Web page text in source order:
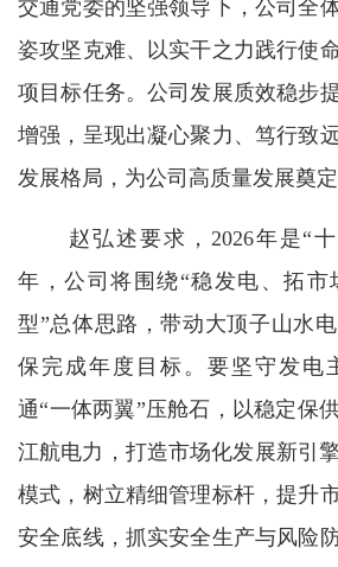
交通党委的坚强领导下，公司全
姿攻坚克难、以实干之力践行使
项目标任务。公司发展质效稳步
增强，呈现出凝心聚力、笃行致
发展格局，为公司高质量发展奠定
赵弘述要求，2026年是“
年，公司将围绕“稳发电、拓市
型”总体思路，带动大顶子山水
保完成年度目标。要坚守发电
通“一体两翼”压舱石，以稳定保
江航电力，打造市场化发展新引
模式，树立精细管理标杆，提升
安全底线，抓实安全生产与风险